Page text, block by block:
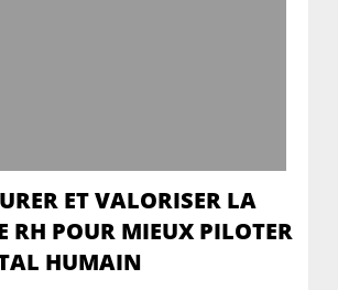
ET VALORISER LA
RH POUR MIEUX PILOTER
HUMAIN